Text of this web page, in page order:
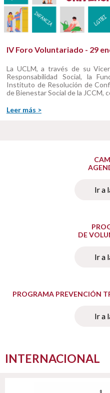
IV Foro Voluntariado - 29
La UCLM, a través de su
Responsabilidad Social, la
Instituto de Resolución de
de Bienestar Social de la JCCM,
Leer más >
Ir a
DE
Ir a
PROGRAMA PREVENCIÓN
Ir a
INTERNACIONAL